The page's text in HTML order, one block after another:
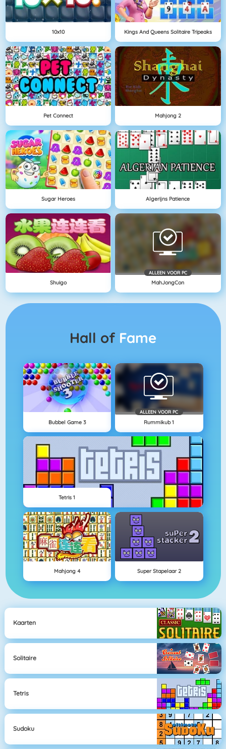
10x10 Kings And Queens Solitaire Tripeaks
Pet Connect Mahjong 2
Sugar Heroes Algerijns Patience
Shuigo
ALLEEN VOOR PC
MahJongCon
Hall of Fame
Bubbel Game 3
ALLEEN VOOR PC
Rummikub 1
Tetris 1
Mahjong 4 Super Stapelaar 2
Kaarten
Solitaire
Tetris
Sudoku